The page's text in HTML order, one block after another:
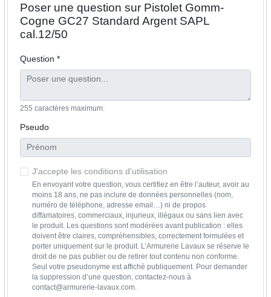
Poser une question sur Pistolet Gomm-
Cogne GC27 Standard Argent SAPL
cal.12/50
Question *
255 caractères maximum.
Pseudo
J'accepte les conditions d'utilisation
En envoyant votre question, vous certifiez en être l’auteur, avoir au
moins 18 ans, ne pas inclure de données personnelles (nom,
numéro de téléphone, adresse email…) ni de propos
diffamatoires, commerciaux, injurieux, illégaux ou sans lien avec
le produit. Les questions sont modérées avant publication : elles
doivent être claires, compréhensibles, correctement formulées et
porter uniquement sur le produit. L’Armurerie Lavaux se réserve le
droit de ne pas publier ou de retirer tout contenu non conforme.
Seul votre pseudonyme est affiché publiquement. Pour demander
la suppression d’une question, contactez-nous à
contact@armurerie-lavaux.com.